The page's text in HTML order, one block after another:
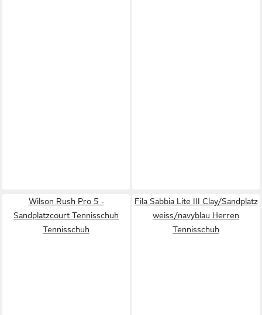
Wilson Rush Pro 5 -
Sandplatzcourt Tennisschuh
Tennisschuh
Fila Sabbia Lite III Clay/Sandplatz
weiss/navyblau Herren
Tennisschuh